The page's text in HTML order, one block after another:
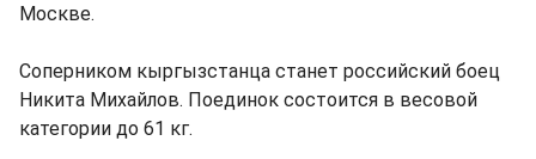
Москве.
Соперником кыргызстанца станет российский боец
Никита Михайлов. Поединок состоится в весовой
категории до 61 кг.